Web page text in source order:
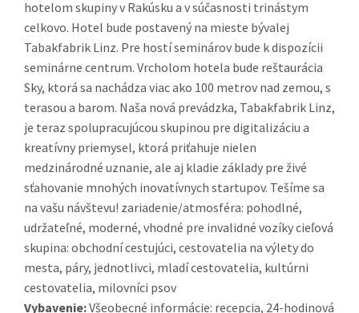
hotelom skupiny v Rakúsku a v súčasnosti trinástym
celkovo. Hotel bude postavený na mieste bývalej
Tabakfabrik Linz. Pre hostí seminárov bude k dispozícii
seminárne centrum. Vrcholom hotela bude reštaurácia
Sky, ktorá sa nachádza viac ako 100 metrov nad zemou, s
terasou a barom. Naša nová prevádzka, Tabakfabrik Linz,
je teraz spolupracujúcou skupinou pre digitalizáciu a
kreatívny priemysel, ktorá priťahuje nielen
medzinárodné uznanie, ale aj kladie základy pre živé
sťahovanie mnohých inovatívnych startupov. Tešíme sa
na vašu návštevu! zariadenie/atmosféra: pohodlné,
udržateľné, moderné, vhodné pre invalidné vozíky cieľová
skupina: obchodní cestujúci, cestovatelia na výlety do
mesta, páry, jednotlivci, mladí cestovatelia, kultúrni
cestovatelia, milovníci psov
Vybavenie:Všeobecné informácie: recepcia, 24-hodinová